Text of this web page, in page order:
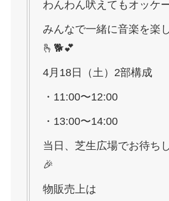
わんわん吠えてもオッケ
みんなで一緒に音楽を楽
🫰🐕️💕
4月18日（土）2部構成
・11:00〜12:00
・13:00〜14:00
当日、芝生広場でお待ち
🎉
物販売上は